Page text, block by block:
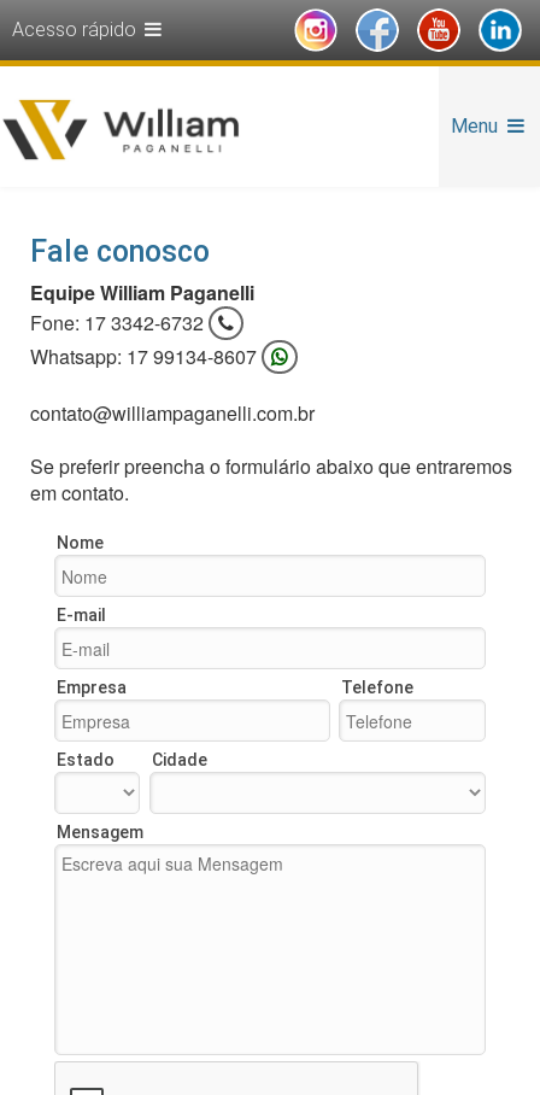
Acesso rápido
Menu
Fale conosco
Equipe William Paganelli
Fone: 17 3342-6732
Whatsapp: 17 99134-8607
contato@williampaganelli.com.br
Se preferir preencha o formulário abaixo que entraremos
em contato.
Nome
E-mail
Empresa Telefone
Estado Cidade
Mensagem